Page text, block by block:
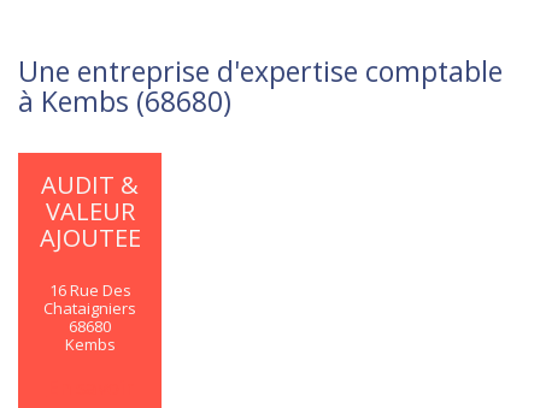
Une entreprise d'expertise comptable
à Kembs (68680)
AUDIT &
VALEUR
AJOUTEE
16 Rue Des
Chataigniers
68680
Kembs